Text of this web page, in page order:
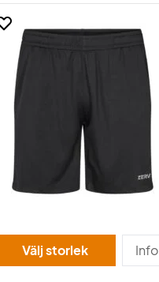
Välj storlek Info